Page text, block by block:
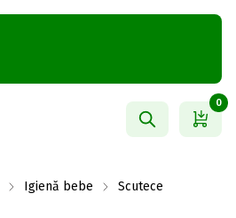
0
Igienă bebe Scutece